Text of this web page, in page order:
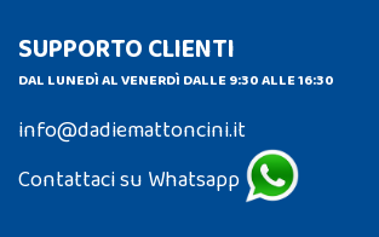
SUPPORTO CLIENTI
DAL LUNEDÌ AL VENERDÌ DALLE 9:30 ALLE 16:30
info@dadiemattoncini.it
Contattaci su Whatsapp